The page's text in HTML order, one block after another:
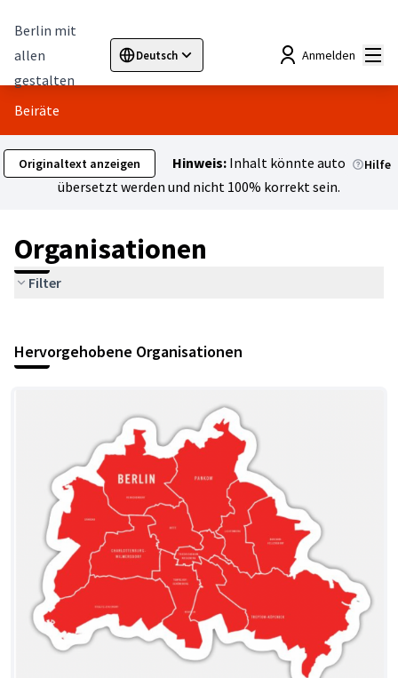
Berlin mit
allen
gestalten
Deutsch
Sprache wählen Choose languageElegir el idioma
Anmelden
Beiräte
Originaltext anzeigen Hinweis:Inhalt könnte automatisch
übersetzt werden und nicht 100% korrekt sein.
Organisationen
Filter
Hilfe
Hervorgehobene Organisationen